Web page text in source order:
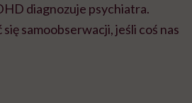
diagnozuje psychiatra.
samoobserwacji, jeśli coś nas